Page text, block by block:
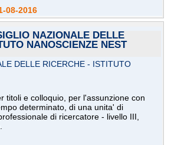
08-2016
NAZIONALE DELLE
NANOSCIENZE NEST
DELLE RICERCHE - ISTITUTO
titoli e colloquio, per l'assunzione con
determinato, di una unita' di
di ricercatore - livello III,